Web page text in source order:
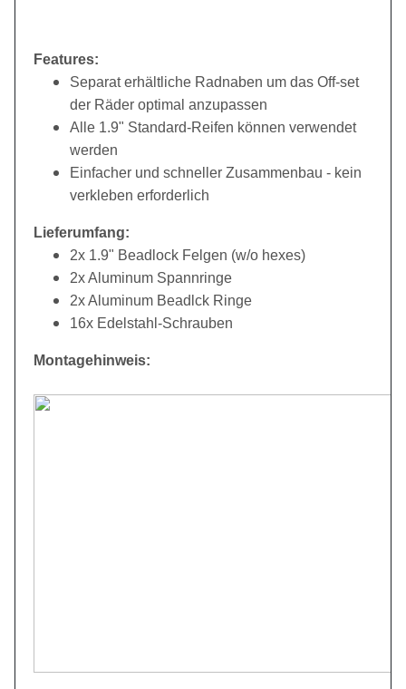
Features:
Separat erhältliche Radnaben um das Off-set
der Räder optimal anzupassen
Alle 1.9" Standard-Reifen können verwendet
werden
Einfacher und schneller Zusammenbau - kein
verkleben erforderlich
Lieferumfang:
2x 1.9" Beadlock Felgen (w/o hexes)
2x Aluminum Spannringe
2x Aluminum Beadlck Ringe
16x Edelstahl-Schrauben
Montagehinweis: